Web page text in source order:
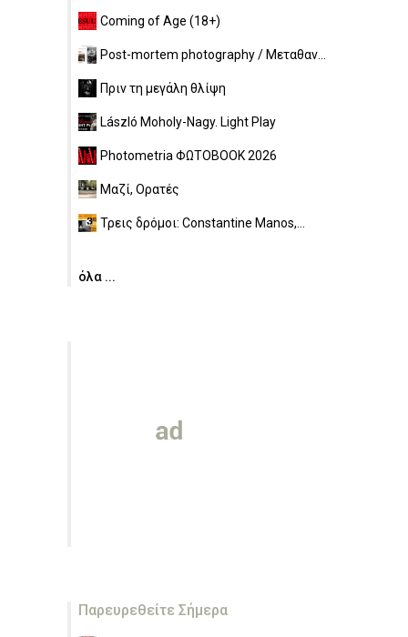
Coming of Age (18+)
Post-mortem photography / Μεταθαν...
Πριν τη μεγάλη θλίψη
László Moholy-Nagy. Light Play
Photometria ΦΩΤΟBOOK 2026
Μαζί, Ορατές
Τρεις δρόμοι: Constantine Manos,...
όλα ...
Παρευρεθείτε Σήμερα